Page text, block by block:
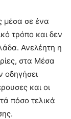
μέσα σε ένα
τρόπο και δεν
Ανελέητη η
στα Μέσα
οδηγήσει
και οι
πόσο τελικά